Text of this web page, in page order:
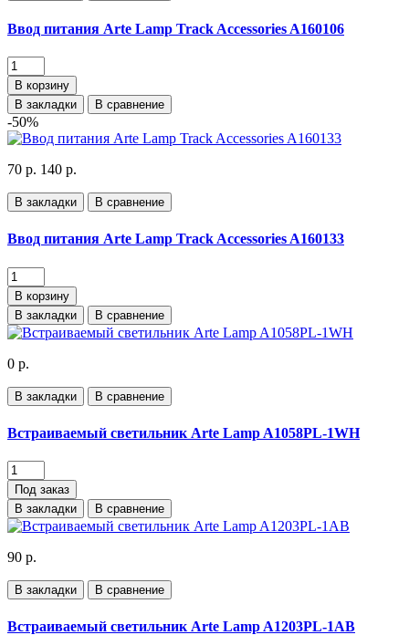
Ввод питания Arte Lamp Track Accessories A160106
В корзину
В закладки
В сравнение
-50%
70 р. 140 р.
В закладки В сравнение
Ввод питания Arte Lamp Track Accessories A160133
В корзину
В закладки
В сравнение
0 р.
В закладки В сравнение
Встраиваемый светильник Arte Lamp A1058PL-1WH
Под заказ
В закладки
В сравнение
90 р.
В закладки В сравнение
Встраиваемый светильник Arte Lamp A1203PL-1AB